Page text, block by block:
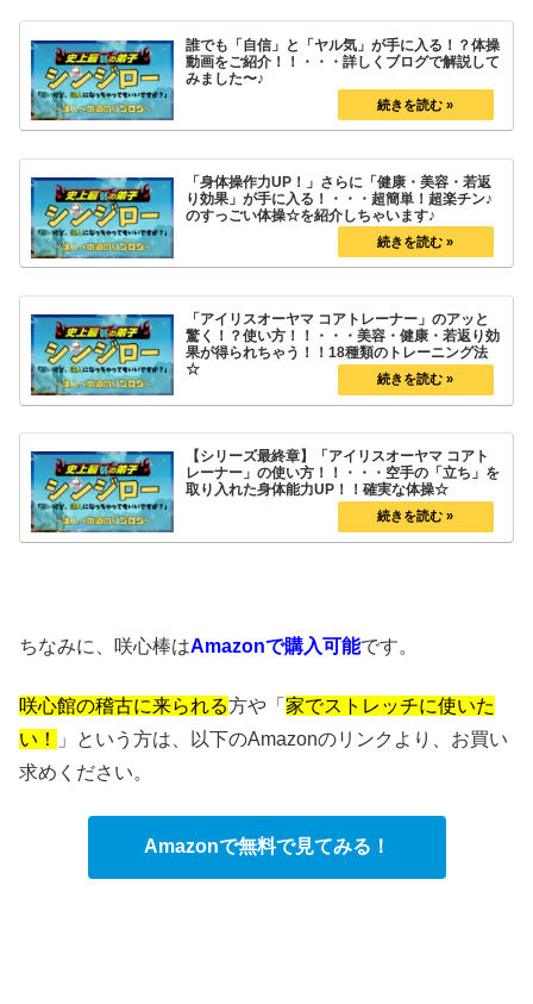
誰でも「自信」と「ヤル気」が手に入る！？体操
動画をご紹介！！・・・詳しくブログで解説して
みました〜♪
「身体操作力UP！」さらに「健康・美容・若返
り効果」が手に入る！・・・超簡単！超楽チン♪
のすっごい体操☆を紹介しちゃいます♪
「アイリスオーヤマ コアトレーナー」のアッと
驚く！？使い方！！・・・美容・健康・若返り効
果が得られちゃう！！18種類のトレーニング法
☆
【シリーズ最終章】「アイリスオーヤマ コアト
レーナー」の使い方！！・・・空手の「立ち」を
取り入れた身体能力UP！！確実な体操☆
ちなみに、咲心棒はAmazonで購入可能です。
咲心館の稽古に来られる方や「 家でストレッチに使いた
い！
」という方は、以下のAmazonのリンクより、お買い
求めください。
Amazonで無料で見てみる！